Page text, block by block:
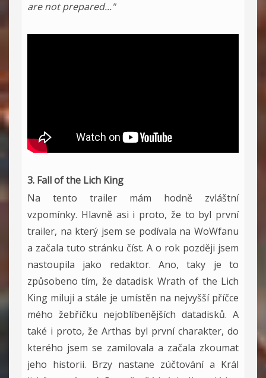
are not prepared..."
3. Fall of the Lich King
Na tento trailer mám hodně zvláštní
vzpomínky. Hlavně asi i proto, že to byl první
trailer, na který jsem se podívala na WoWfanu
a začala tuto stránku číst. A o rok později jsem
nastoupila jako redaktor. Ano, taky je to
způsobeno tím, že datadisk Wrath of the Lich
King miluji a stále je umístěn na nejvyšší příčce
mého žebříčku nejoblíbenějších datadisků. A
také i proto, že Arthas byl první charakter, do
kterého jsem se zamilovala a začala zkoumat
jeho historii. Brzy nastane zúčtování a Král